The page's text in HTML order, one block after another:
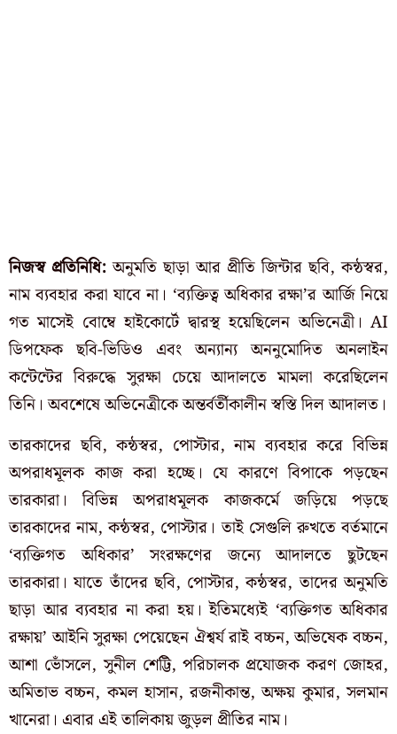
নিজস্ব প্রতিনিধি: অনুমতি ছাড়া আর প্রীতি জিন্টার ছবি, কন্ঠস্বর,
নাম ব্যবহার করা যাবে না। ‘ব্যক্তিত্ব অধিকার রক্ষা’র আর্জি নিয়ে
গত মাসেই বোম্বে হাইকোর্টে দ্বারস্থ হয়েছিলেন অভিনেত্রী। AI
ডিপফেক ছবি-ভিডিও এবং অন্যান্য অননুমোদিত অনলাইন
কন্টেন্টের বিরুদ্ধে সুরক্ষা চেয়ে আদালতে মামলা করেছিলেন
তিনি। অবশেষে অভিনেত্রীকে অন্তর্বর্তীকালীন স্বস্তি দিল আদালত।
তারকাদের ছবি, কন্ঠস্বর, পোস্টার, নাম ব্যবহার করে বিভিন্ন
অপরাধমূলক কাজ করা হচ্ছে। যে কারণে বিপাকে পড়ছেন
তারকারা। বিভিন্ন অপরাধমূলক কাজকর্মে জড়িয়ে পড়ছে
তারকাদের নাম, কন্ঠস্বর, পোস্টার। তাই সেগুলি রুখতে বর্তমানে
‘ব্যক্তিগত অধিকার’ সংরক্ষণের জন্যে আদালতে ছুটছেন
তারকারা। যাতে তাঁদের ছবি, পোস্টার, কন্ঠস্বর, তাদের অনুমতি
ছাড়া আর ব্যবহার না করা হয়। ইতিমধ্যেই ‘ব্যক্তিগত অধিকার
রক্ষায়’ আইনি সুরক্ষা পেয়েছেন ঐশ্বর্য রাই বচ্চন, অভিষেক বচ্চন,
আশা ভোঁসলে, সুনীল শেট্টি, পরিচালক প্রযোজক করণ জোহর,
অমিতাভ বচ্চন, কমল হাসান, রজনীকান্ত, অক্ষয় কুমার, সলমান
খানেরা। এবার এই তালিকায় জুড়ল প্রীতির নাম।